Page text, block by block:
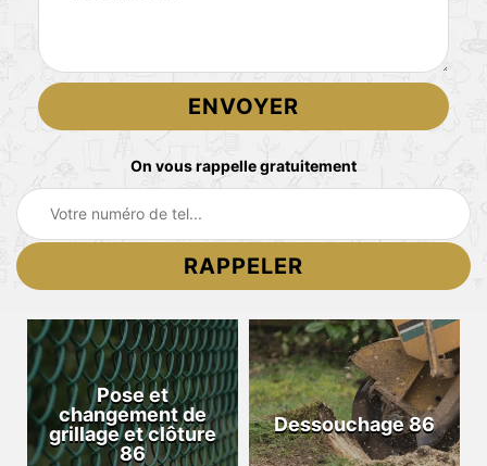
On vous rappelle gratuitement
Pose et
changement de
grillage et clôture
86
Dessouchage 86